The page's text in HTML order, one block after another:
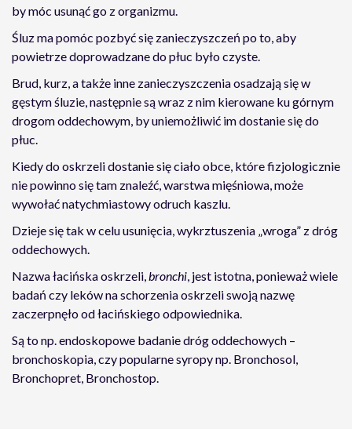
by móc usunąć go z organizmu.
Śluz ma pomóc pozbyć się zanieczyszczeń po to, aby
powietrze doprowadzane do płuc było czyste.
Brud, kurz, a także inne zanieczyszczenia osadzają się w
gęstym śluzie, następnie są wraz z nim kierowane ku górnym
drogom oddechowym, by uniemożliwić im dostanie się do
płuc.
Kiedy do oskrzeli dostanie się ciało obce, które fizjologicznie
nie powinno się tam znaleźć, warstwa mięśniowa, może
wywołać natychmiastowy odruch kaszlu.
Dzieje się tak w celu usunięcia, wykrztuszenia „wroga” z dróg
oddechowych.
Nazwa łacińska oskrzeli,bronchi, jest istotna, ponieważ wiele
badań czy leków na schorzenia oskrzeli swoją nazwę
zaczerpnęło od łacińskiego odpowiednika.
Są to np. endoskopowe badanie dróg oddechowych –
bronchoskopia, czy popularne syropy np. Bronchosol,
Bronchopret, Bronchostop.